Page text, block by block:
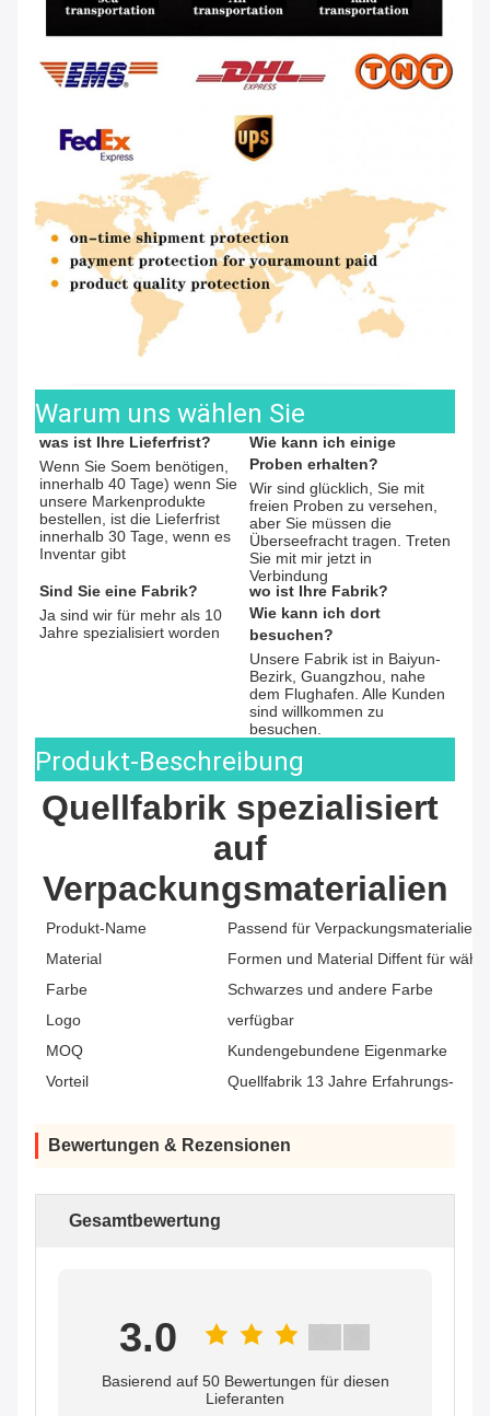
Warum uns wählen Sie
was ist Ihre Lieferfrist?
Wenn Sie Soem benötigen,
innerhalb 40 Tage) wenn Sie
unsere Markenprodukte
bestellen, ist die Lieferfrist
innerhalb 30 Tage, wenn es
Inventar gibt
Wie kann ich einige
Proben erhalten?
Wir sind glücklich, Sie mit
freien Proben zu versehen,
aber Sie müssen die
Überseefracht tragen. Treten
Sie mit mir jetzt in
Verbindung
Sind Sie eine Fabrik?
Ja sind wir für mehr als 10
Jahre spezialisiert worden
wo ist Ihre Fabrik?
Wie kann ich dort
besuchen?
Unsere Fabrik ist in Baiyun-
Bezirk, Guangzhou, nahe
dem Flughafen. Alle Kunden
sind willkommen zu
besuchen.
Produkt-Beschreibung
Quellfabrik spezialisiert
auf
Verpackungsmaterialien
Produkt-Name
Passend für
Material
Formen und Material Diffent für
Farbe
Schwarzes und andere Farbe
Logo
verfügbar
MOQ
Kundengebundene Eigenmarke
Vorteil
Quellfabrik 13 Jahre Erfahrungs-
Bewertungen & Rezensionen
Gesamtbewertung
3.0
Basierend auf 50 Bewertungen für diesen
Lieferanten